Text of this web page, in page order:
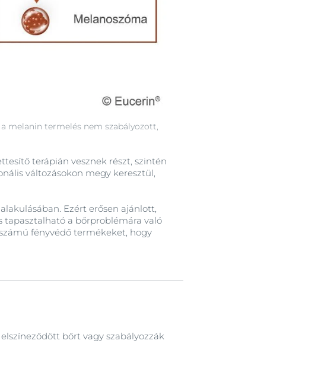
melanin termelés nem szabályozott,
terápián vesznek részt, szintén
változásokon megy keresztül,
Ezért erősen ajánlott,
tapasztalható a bőrproblémára való
fényvédő termékeket, hogy
bőrt vagy szabályozzák